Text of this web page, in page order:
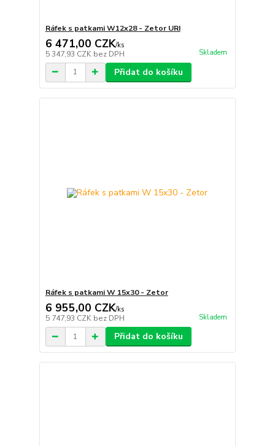
Ráfek s patkami W12x28 - Zetor URI
6 471,00 CZK/ks
5 347,93 CZK bez DPH Skladem
Přidat do košíku
Ráfek s patkami W 15x30 - Zetor
6 955,00 CZK/ks
5 747,93 CZK bez DPH Skladem
Přidat do košíku